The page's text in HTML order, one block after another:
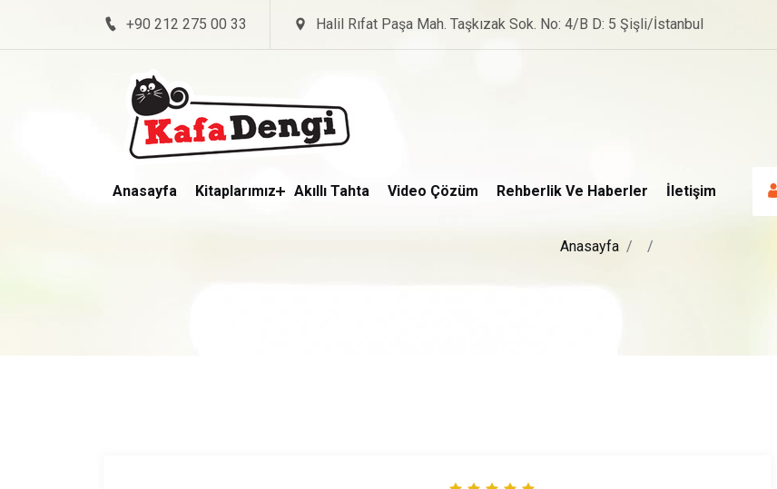
+90 212 275 00 33 Halil Rıfat Paşa Mah. Taşkızak Sok. No: 4/B D: 5 Şişli/İstanbul
Anasayfa Kitaplarımız Akıllı Tahta Video Çözüm Rehberlik Ve Haberler İletişim
Anasayfa